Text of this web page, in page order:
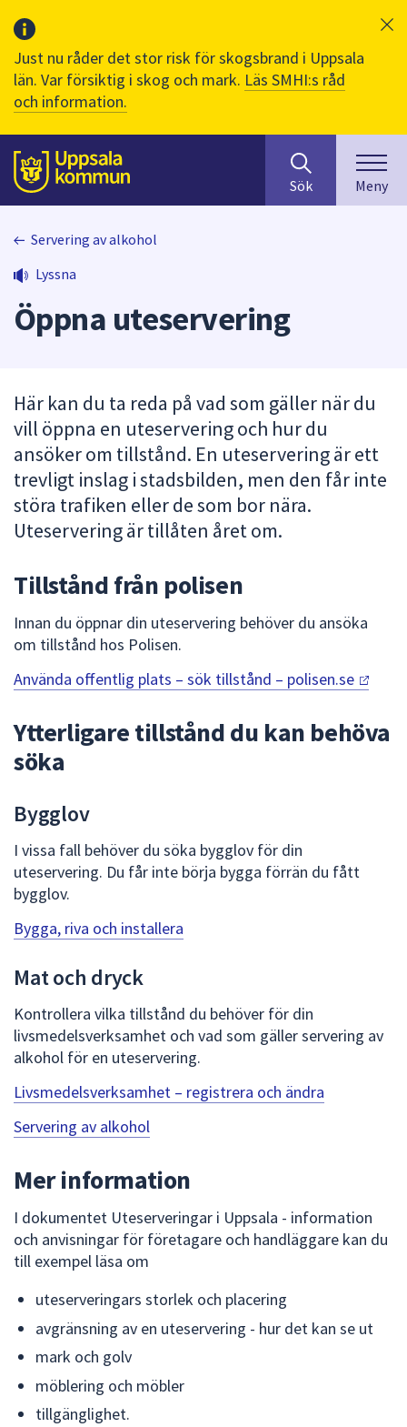
Just nu råder det stor risk för skogsbrand i Uppsala
län. Var försiktig i skog och mark. Läs SMHI:s råd
och information.
Till sidans
huvudinnehåll
efter
innehåll
på
skriva
sökförslag
att
presenteras
under
fältet.
Använd
piltangenterna
mellan
och
enter
att
Sök Meny
Servering av alkohol
Lyssna
Öppna uteservering
Här kan du ta reda på vad som gäller när du
vill öppna en uteservering och hur du
ansöker om tillstånd. En uteservering är ett
trevligt inslag i stadsbilden, men den får inte
störa trafiken eller de som bor nära.
Uteservering är tillåten året om.
Tillstånd från polisen
Innan du öppnar din uteservering behöver du ansöka
om tillstånd hos Polisen.
Använda offentlig plats – sök tillstånd – polisen.se
Ytterligare tillstånd du kan behöva
söka
Bygglov
I vissa fall behöver du söka bygglov för din
uteservering. Du får inte börja bygga förrän du fått
bygglov.
Bygga, riva och installera
Mat och dryck
Kontrollera vilka tillstånd du behöver för din
livsmedelsverksamhet och vad som gäller servering av
alkohol för en uteservering.
Livsmedelsverksamhet – registrera och ändra
Servering av alkohol
Mer information
I dokumentet Uteserveringar i Uppsala - information
och anvisningar för företagare och handläggare kan du
till exempel läsa om
uteserveringars storlek och placering
avgränsning av en uteservering - hur det kan se ut
mark och golv
möblering och möbler
tillgänglighet.